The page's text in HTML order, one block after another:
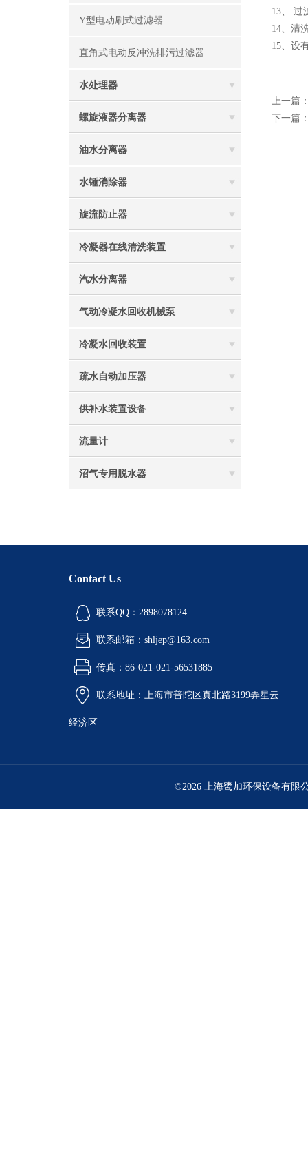
Y型电动刷式过滤器
直角式电动反冲洗排污过滤器
水处理器
螺旋液器分离器
油水分离器
水锤消除器
旋流防止器
冷凝器在线清洗装置
汽水分离器
气动冷凝水回收机械泵
冷凝水回收装置
疏水自动加压器
供补水装置设备
流量计
沼气专用脱水器
13、 过
14、清
15、设
上一篇
下一篇
Contact Us
联系QQ：2898078124
联系邮箱：shljep@163.com
传真：86-021-021-56531885
联系地址：上海市普陀区真北路3199弄星云
经济区
©2026 上海鹭加环保设备有限